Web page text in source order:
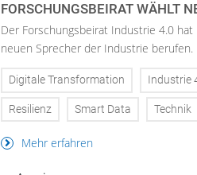
FORSCHUNGSBEIRAT WÄHLT
Der Forschungsbeirat Industrie 4.0 hat
neuen Sprecher der Industrie berufen.
Digitale Transformation Industrie
Resilienz Smart Data Technik
Mehr erfahren